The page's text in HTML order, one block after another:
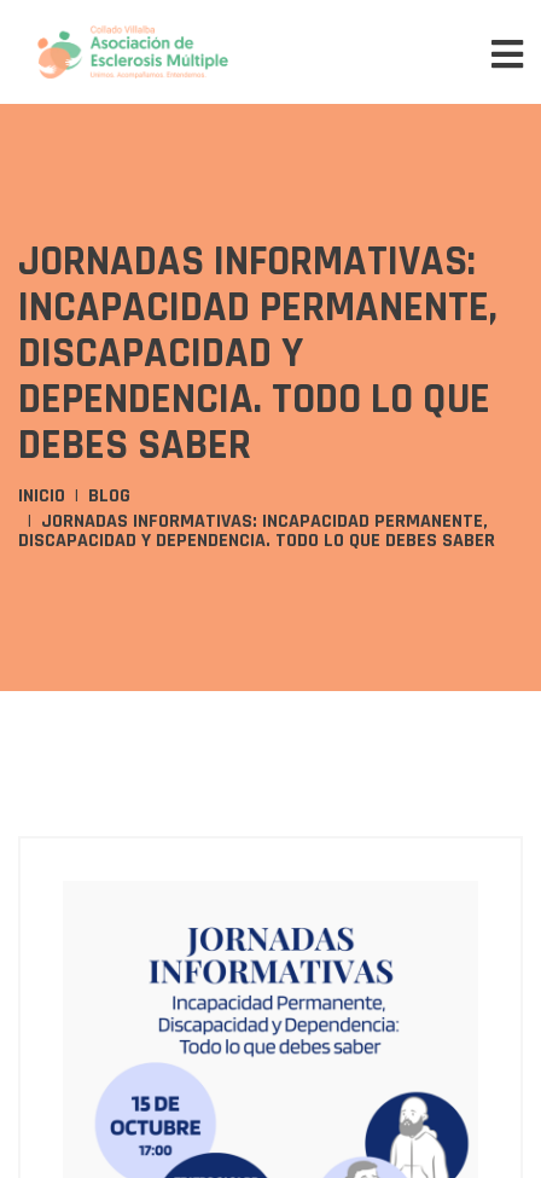
JORNADAS INFORMATIVAS:
INCAPACIDAD PERMANENTE,
DISCAPACIDAD Y
DEPENDENCIA. TODO LO QUE
DEBES SABER
INICIO
BLOG
JORNADAS INFORMATIVAS: INCAPACIDAD PERMANENTE,
DISCAPACIDAD Y DEPENDENCIA. TODO LO QUE DEBES SABER